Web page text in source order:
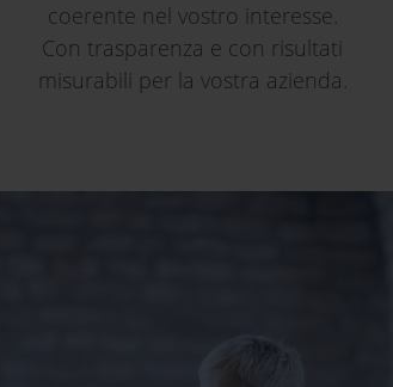
coerente nel vostro interesse.
Con trasparenza e con risultati
misurabili per la vostra azienda.